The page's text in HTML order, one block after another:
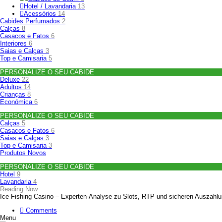
Hotel / Lavandaria 13
Acessórios 14
Cabides Perfumados 2
Calças 8
Casacos e Fatos 6
Interiores 6
Saias e Calças 3
Top e Camisaria 5
PERSONALIZE O SEU CABIDE
Deluxe 22
Adultos 14
Crianças 8
Económica 6
PERSONALIZE O SEU CABIDE
Calças 5
Casacos e Fatos 6
Saias e Calças 3
Top e Camisaria 3
Produtos Novos
PERSONALIZE O SEU CABIDE
Hotel 9
Lavandaria 4
Reading Now
Ice Fishing Casino – Experten‑Analyse zu Slots, RTP und sicheren
Comments
Menu